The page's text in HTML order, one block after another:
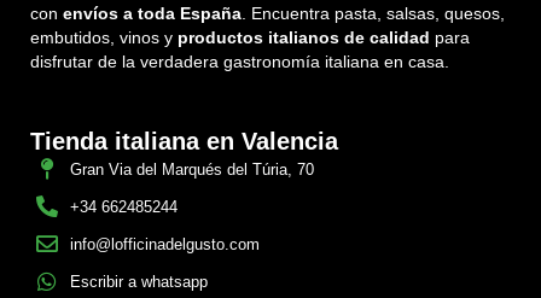
con envíos a toda España . Encuentra pasta, salsas, quesos,
embutidos, vinos y productos italianos de calidad para
disfrutar de la verdadera gastronomía italiana en casa.
Tienda italiana en Valencia
Gran Via del Marqués del Túria, 70
+34 662485244
info@lofficinadelgusto.com
Escribir a whatsapp